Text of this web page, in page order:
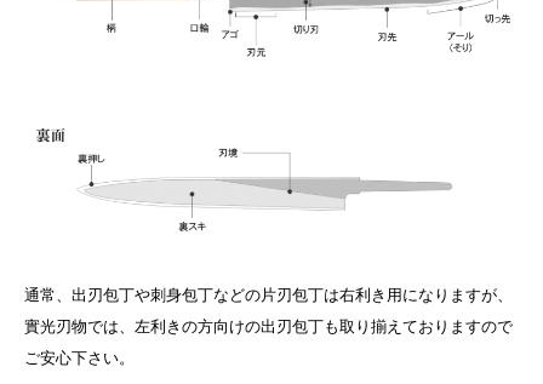
通常、出刃包丁や刺身包丁などの片刃包丁は右利き用になりますが、
實光刃物では、左利きの方向けの出刃包丁も取り揃えておりますので
ご安心下さい。